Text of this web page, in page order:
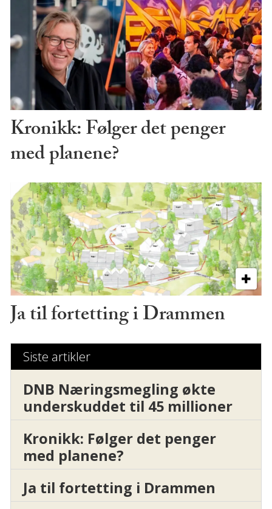
Kronikk: Følger det penger
med planene?
Ja til fortetting i Drammen
Siste artikler
DNB Næringsmegling økte
underskuddet til 45 millioner
Kronikk: Følger det penger
med planene?
Ja til fortetting i Drammen